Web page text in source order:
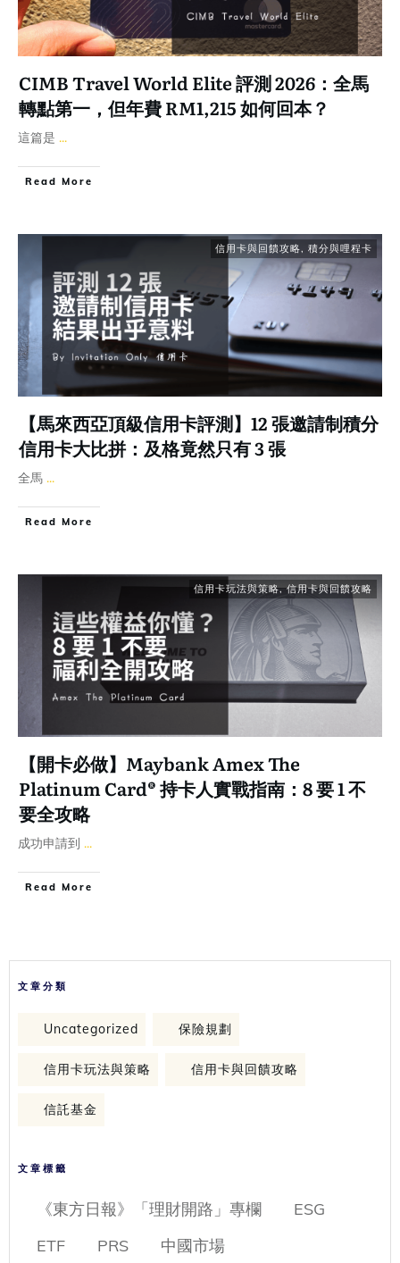
CIMB Travel World Elite 評測 2026：全馬
轉點第一，但年費 RM1,215 如何回本？
這篇是 ...
Read More
信用卡與回饋攻略, 積分與哩程卡
【馬來西亞頂級信用卡評測】12 張邀請制積分
信用卡大比拼：及格竟然只有 3 張
全馬 ...
Read More
信用卡玩法與策略,信用卡與回饋攻略
【開卡必做】Maybank Amex The
Platinum Card® 持卡人實戰指南：8 要 1 不
要全攻略
成功申請到 ...
Read More
文章分類
Uncategorized 保險規劃
信用卡玩法與策略 信用卡與回饋攻略
信託基金
文章標籤
《東方日報》「理財開路」專欄
ESG
ETF
PRS 中國市場